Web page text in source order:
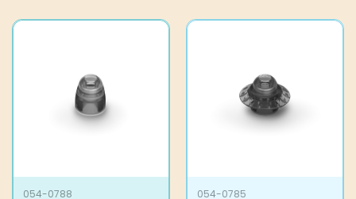
054-0788 054-0785